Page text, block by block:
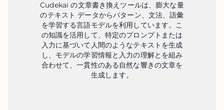
Cudekai の文章書き換えツールは、膨大な量
のテキスト データからパターン、文法、語彙
を学習する言語モデルを利用しています。こ
の知識を活用して、特定のプロンプトまたは
入力に基づいて人間のようなテキストを生成
し、モデルの学習情報と入力の理解とを組み
合わせて、一貫性のある自然な響きの文章を
生成します。